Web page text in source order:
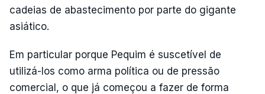
cadeias de abastecimento por parte do gigante
asiático.
Em particular porque Pequim é suscetível de
utilizá-los como arma política ou de pressão
comercial, o que já começou a fazer de forma